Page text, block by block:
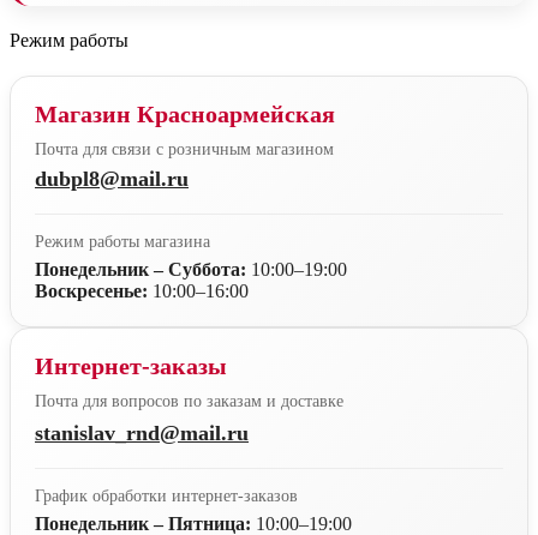
Режим работы
Магазин Красноармейская
Почта для связи с розничным магазином
dubpl8@mail.ru
Режим работы магазина
Понедельник – Суббота: 10:00–19:00
Воскресенье: 10:00–16:00
Интернет-заказы
Почта для вопросов по заказам и доставке
stanislav_rnd@mail.ru
График обработки интернет-заказов
Понедельник – Пятница: 10:00–19:00